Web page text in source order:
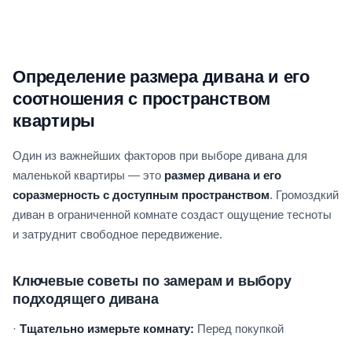
Определение размера дивана и его
соотношения с пространством
квартиры
Один из важнейших факторов при выборе дивана для
маленькой квартиры — это размер дивана и его
соразмерность с доступным пространством. Громоздкий
диван в ограниченной комнате создаст ощущение тесноты
и затруднит свободное передвижение.
Ключевые советы по замерам и выбору
подходящего дивана
· Тщательно измерьте комнату: Перед покупкой